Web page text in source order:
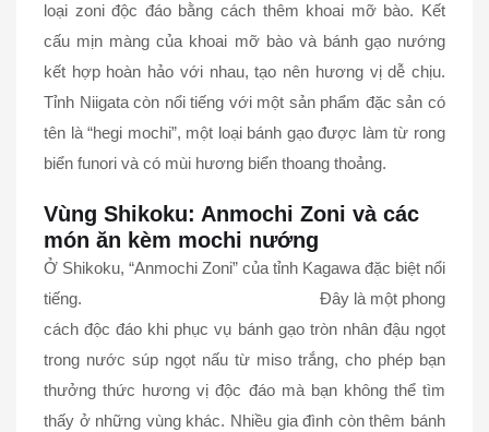
loại zoni độc đáo bằng cách thêm khoai mỡ bào. Kết
cấu mịn màng của khoai mỡ bào và bánh gạo nướng
kết hợp hoàn hảo với nhau, tạo nên hương vị dễ chịu.
Tỉnh Niigata còn nổi tiếng với một sản phẩm đặc sản có
tên là “hegi mochi”, một loại bánh gạo được làm từ rong
biển funori và có mùi hương biển thoang thoảng.
Vùng Shikoku: Anmochi Zoni và các
món ăn kèm mochi nướng
Ở Shikoku, “Anmochi Zoni” của tỉnh Kagawa đặc biệt nổi
tiếng. Đây là một phong
cách độc đáo khi phục vụ bánh gạo tròn nhân đậu ngọt
trong nước súp ngọt nấu từ miso trắng, cho phép bạn
thưởng thức hương vị độc đáo mà bạn không thể tìm
thấy ở những vùng khác. Nhiều gia đình còn thêm bánh